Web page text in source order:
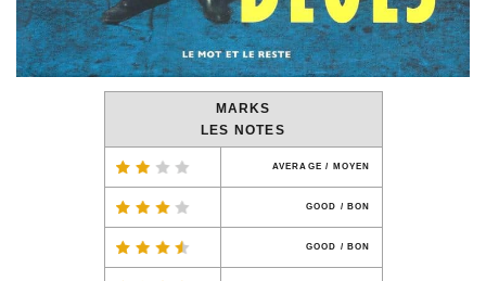
MARKS
LES NOTES
AVERAGE / MOYEN
GOOD / BON
GOOD / BON